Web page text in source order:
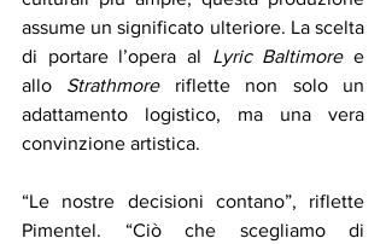
assume un significato ulteriore. La scelta
di portare l’opera al Lyric Baltimore e
allo Strathmore riflette non solo un
adattamento logistico, ma una vera
convinzione artistica.
“Le nostre decisioni contano”, riflette
Pimentel. “Ciò che scegliamo di